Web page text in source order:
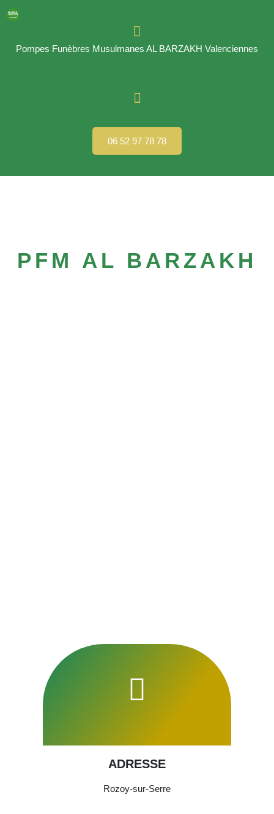
Pompes Funèbres Musulmanes AL BARZAKH Valenciennes
06 52 97 78 78
PFM AL BARZAKH
ADRESSE
Rozoy-sur-Serre